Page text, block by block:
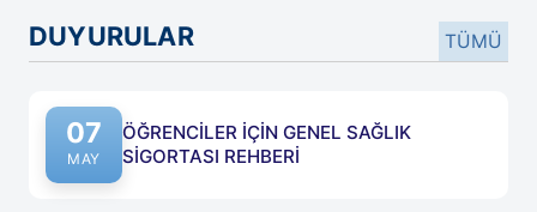
DUYURULAR TÜMÜ
Yayın tarihi: 07 Mayıs 2026
07
MAY
ÖĞRENCİLER İÇİN GENEL SAĞLIK
SİGORTASI REHBERİ